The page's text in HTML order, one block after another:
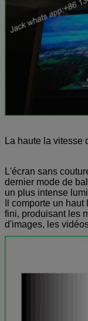
La haute la vitesse
L'écran sans
dernier mode de
un plus intense
Il comporte un
fini, produisant les
d'images, les